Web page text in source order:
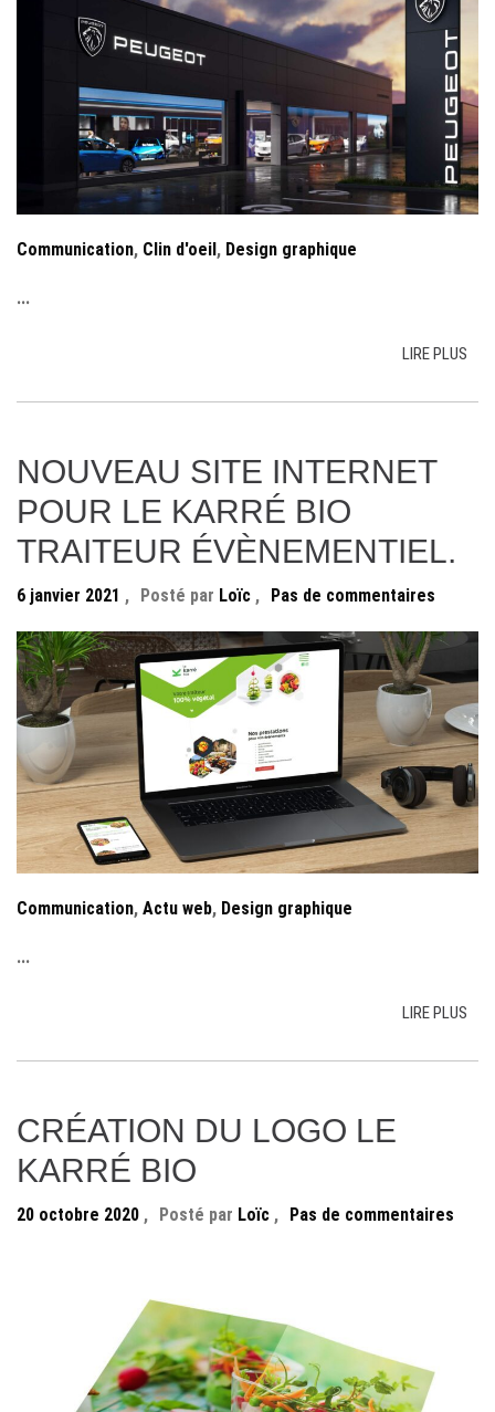
Communication, Clin d'oeil, Design graphique
...
LIRE PLUS
NOUVEAU SITE INTERNET
POUR LE KARRÉ BIO
TRAITEUR ÉVÈNEMENTIEL.
6 janvier 2021 , Posté par Loïc , Pas de commentaires
Communication, Actu web, Design graphique
...
LIRE PLUS
CRÉATION DU LOGO LE
KARRÉ BIO
20 octobre 2020 , Posté par Loïc , Pas de commentaires